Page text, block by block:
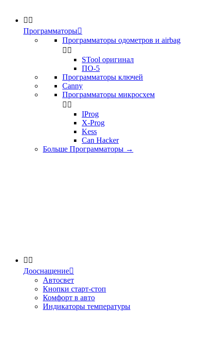
 
Программаторы
Программаторы одометров и airbag
 
STool оригинал
ПО-5
Программаторы ключей
Canny
Программаторы микросхем
 
IProg
X-Prog
Kess
Can Hacker
Больше Программаторы →
 
Дооснащение
Автосвет
Кнопки старт-стоп
Комфорт в авто
Индикаторы температуры